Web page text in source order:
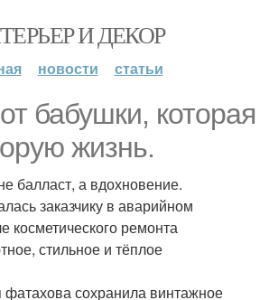
И ДЕКОР
новости статьи
бабушки, которая
жизнь.
балласт, а вдохновение.
заказчику в аварийном
косметического ремонта
стильное и тёплое
сохранила винтажное